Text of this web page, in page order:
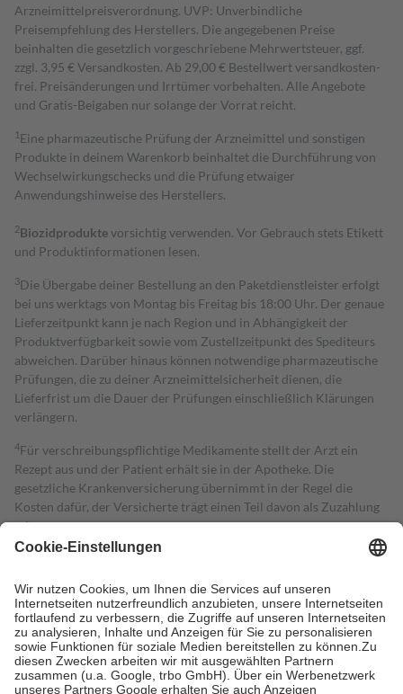
Arzneimittelpreisverordnung. UVP: Unverbindliche
Preisempfehlung des Herstellers. Die angegebenen Preise
beinhalten die gesetzlich vorgeschriebene Mehrwertsteuer, ggf.
zzgl. 3,95 € Versandkosten. Ab 29,00 € Bestell­wert versand­kosten­
frei. Preisänderungen und Irrtümer vorbehalten. Alle Angebote
und Gratis-Beigaben nur solange der Vorrat reicht.
1 Eine pharmazeutische Prüfung der Arzneimittel und sonstigen
Produkte in deinem Warenkorb beinhaltet die Durchführung von
Wechselwirkungschecks und die Prüfung etwaiger
Anwendungshinweise des Herstellers.
2Biozidproduktevorsichtig verwenden. Vor Gebrauch stets Etikett
und Produktinformationen lesen.
3Die Übergabe deiner Bestellung an den Paketdienstleister erfolgt
bei uns werktags von Montag bis Freitag bis 18:00 Uhr. Der genaue
Lieferzeitpunkt kann je nach Region und in Abhängigkeit der
Produktverfügbarkeit sowie vom Zustellzeitpunkt des Spediteurs
abweichen. Darüber hinaus können notwendige pharmazeutische
Prüfungen, die zu deiner Arzneimittelsicherheit dienen, die
Lieferfrist um die Dauer der Prüfungen einschließlich Klärungen
verlängern.
4Für verschreibungspflichtige Medikamente stellt der Arzt ein
Rezept aus und der Patient erhält sie in der Apotheke. Die
gesetzliche Krankenversicherung übernimmt in der Regel die
Kosten dafür, der Versicherte trägt einen Teil davon als Zuzahlung
mit.
Grundsätzlich leisten Mitglieder Zuzahlungen in Höhe von zehn
höchstens zehn Euro.
Es sind jedoch nie mehr als die tatsächlichen
Kosten der Leistung zu entrichten.
Diese Regeln gelten grundsätzlich auch für Online-Apotheken.
Bei Heilmitteln und häuslicher Krankenpflege beträgt die
Zuzahlung zehn Prozent der Kosten sowie zehn Euro je
Verordnung.